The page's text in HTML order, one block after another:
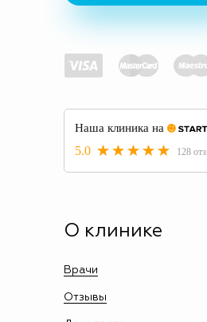
О клинике
Врачи
Отзывы